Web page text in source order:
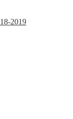
2019